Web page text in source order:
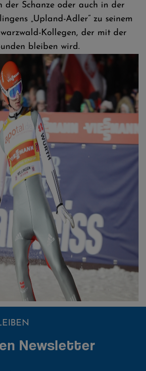
der Schanze oder auch in der
„Upland-Adler“ zu seinem
Kollegen, der mit der
bleiben wird.
Newsletter